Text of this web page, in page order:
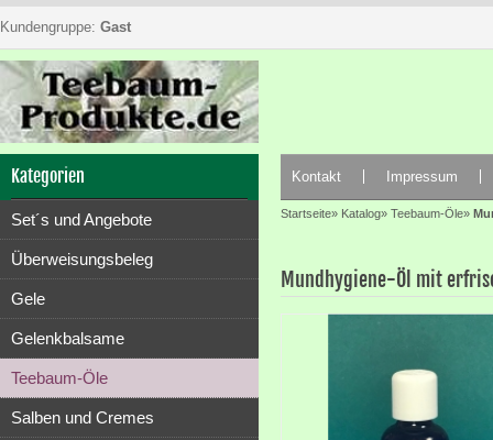
Kundengruppe: Gast
Kategorien
Set´s und Angebote
Überweisungsbeleg
Gele
Gelenkbalsame
Teebaum-Öle
Salben und Cremes
Kontakt Impressum
Startseite» Katalog» Teebaum-Öle»
Mundhygiene-Öl mit